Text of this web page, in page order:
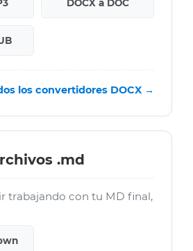
DOCX a DOC
los convertidores DOCX →
.md
trabajando con tu MD final,